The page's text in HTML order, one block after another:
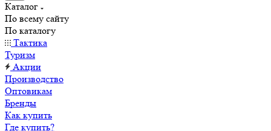
Каталог
По всему сайту
По каталогу
Тактика
Туризм
Акции
Производство
Оптовикам
Бренды
Как купить
Где купить?